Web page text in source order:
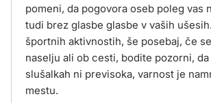
pomeni, da pogovora oseb poleg vas
tudi brez glasbe glasbe v vaših
športnih aktivnostih, še posebaj, če
naselju ali ob cesti, bodite pozorni,
slušalkah ni previsoka, varnost je
mestu.